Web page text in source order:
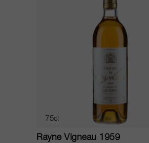
75cl
Rayne Vigneau 1959